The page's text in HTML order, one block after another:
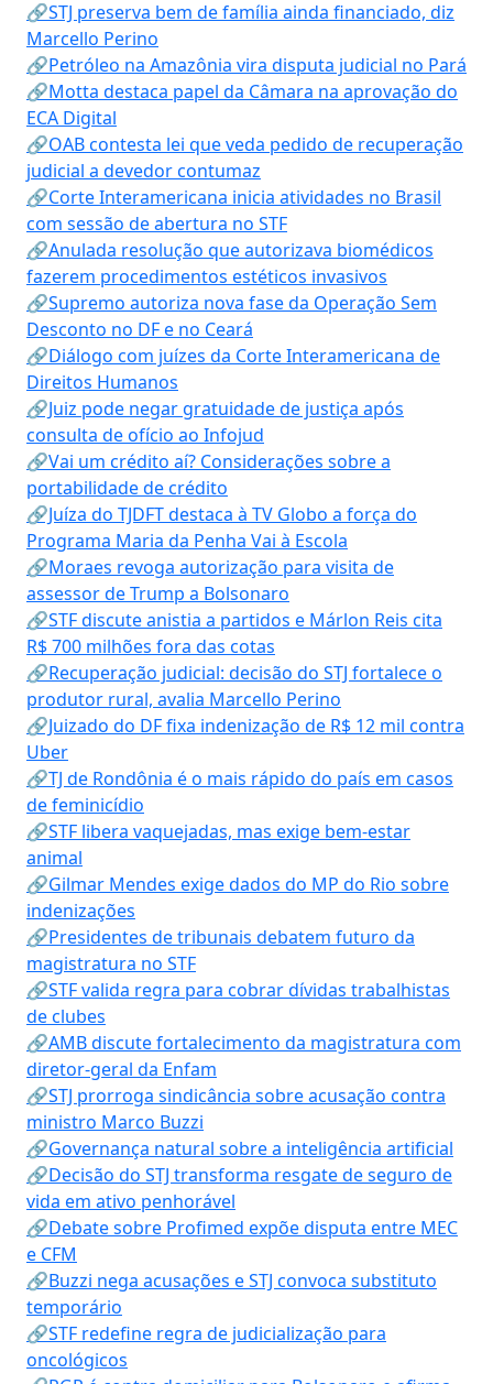
🔗STJ preserva bem de família ainda financiado, diz
Marcello Perino
🔗Petróleo na Amazônia vira disputa judicial no Pará
🔗Motta destaca papel da Câmara na aprovação do
ECA Digital
🔗OAB contesta lei que veda pedido de recuperação
judicial a devedor contumaz
🔗Corte Interamericana inicia atividades no Brasil
com sessão de abertura no STF
🔗Anulada resolução que autorizava biomédicos
fazerem procedimentos estéticos invasivos
🔗Supremo autoriza nova fase da Operação Sem
Desconto no DF e no Ceará
🔗Diálogo com juízes da Corte Interamericana de
Direitos Humanos
🔗Juiz pode negar gratuidade de justiça após
consulta de ofício ao Infojud
🔗Vai um crédito aí? Considerações sobre a
portabilidade de crédito
🔗Juíza do TJDFT destaca à TV Globo a força do
Programa Maria da Penha Vai à Escola
🔗Moraes revoga autorização para visita de
assessor de Trump a Bolsonaro
🔗STF discute anistia a partidos e Márlon Reis cita
R$ 700 milhões fora das cotas
🔗Recuperação judicial: decisão do STJ fortalece o
produtor rural, avalia Marcello Perino
🔗Juizado do DF fixa indenização de R$ 12 mil contra
Uber
🔗TJ de Rondônia é o mais rápido do país em casos
de feminicídio
🔗STF libera vaquejadas, mas exige bem-estar
animal
🔗Gilmar Mendes exige dados do MP do Rio sobre
indenizações
🔗Presidentes de tribunais debatem futuro da
magistratura no STF
🔗STF valida regra para cobrar dívidas trabalhistas
de clubes
🔗AMB discute fortalecimento da magistratura com
diretor-geral da Enfam
🔗STJ prorroga sindicância sobre acusação contra
ministro Marco Buzzi
🔗Governança natural sobre a inteligência artificial
🔗Decisão do STJ transforma resgate de seguro de
vida em ativo penhorável
🔗Debate sobre Profimed expõe disputa entre MEC
e CFM
🔗Buzzi nega acusações e STJ convoca substituto
temporário
🔗STF redefine regra de judicialização para
oncológicos